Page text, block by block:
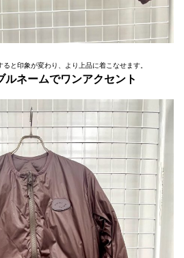
と印象が変わり、より上品に着こなせます。
ルネームでワンアクセント